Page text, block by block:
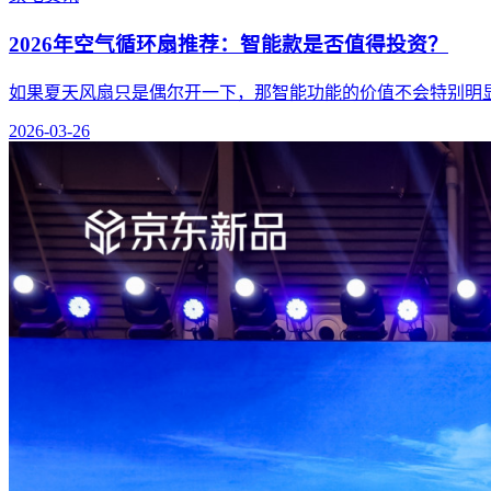
2026年空气循环扇推荐：智能款是否值得投资？
如果夏天风扇只是偶尔开一下，那智能功能的价值不会特别明
2026-03-26